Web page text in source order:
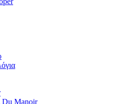
Du Manoir